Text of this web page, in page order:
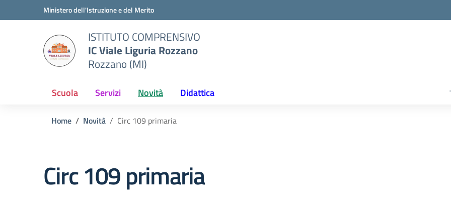
Vai ai contenuti
Vai al menu di navigazioneMinistero dell'Istruzione e del Merito
ISTITUTO COMPRENSIVO
IC Viale Liguria Rozzano
Rozzano (MI)
Scuola Servizi Novità Didattica
Home Novità Circ 109 primaria
Circ 109 primaria